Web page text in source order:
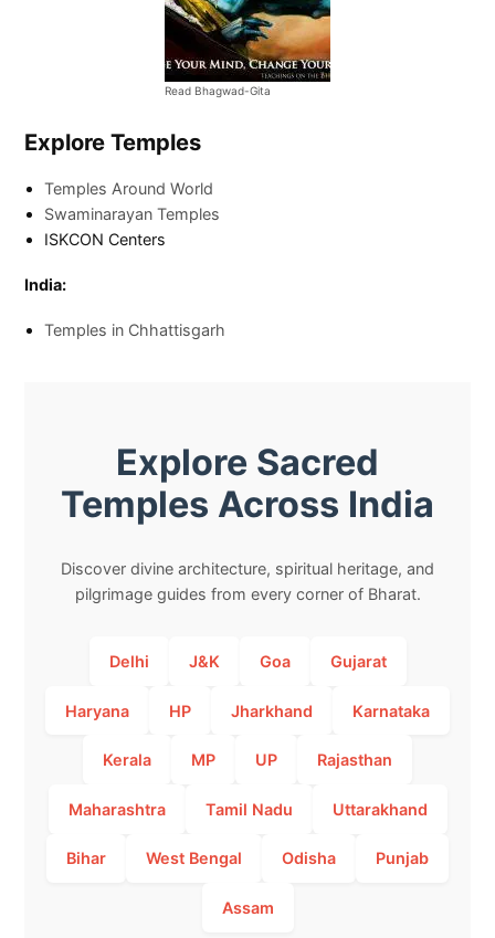
Read Bhagwad-Gita
Explore Temples
Temples Around World
Swaminarayan Temples
ISKCON Centers
India:
Temples in Chhattisgarh
Explore Sacred
Temples Across India
Discover divine architecture, spiritual heritage, and
pilgrimage guides from every corner of Bharat.
Delhi J&K Goa Gujarat
Haryana HP Jharkhand Karnataka
Kerala MP UP Rajasthan
Maharashtra Tamil Nadu Uttarakhand
Bihar West Bengal Odisha Punjab
Assam